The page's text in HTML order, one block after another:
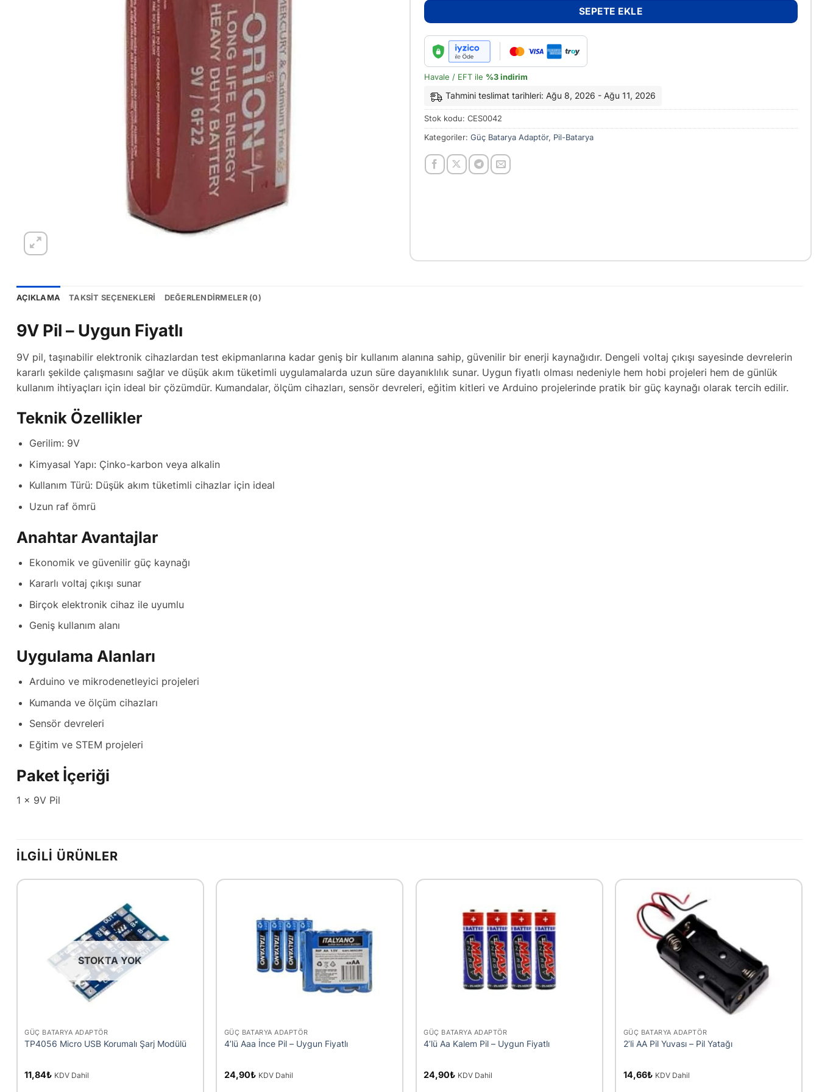
SEPETE EKLE
Havale / EFT ile %3 indirim
Tahmini teslimat tarihleri: Ağu 8, 2026 - Ağu 11, 2026
Stok kodu: CES0042
Kategoriler: Güç Batarya Adaptör, Pil-Batarya
AÇIKLAMA TAKSIT SEÇENEKLERI DEĞERLENDIRMELER (0)
9V Pil – Uygun Fiyatlı
9V pil, taşınabilir elektronik cihazlardan test ekipmanlarına kadar geniş bir kullanım alanına sahip, güvenilir bir enerji kaynağıdır. Dengeli voltaj çıkışı sayesinde devrelerin
kararlı şekilde çalışmasını sağlar ve düşük akım tüketimli uygulamalarda uzun süre dayanıklılık sunar. Uygun fiyatlı olması nedeniyle hem hobi projeleri hem de günlük
kullanım ihtiyaçları için ideal bir çözümdür. Kumandalar, ölçüm cihazları, sensör devreleri, eğitim kitleri ve Arduino projelerinde pratik bir güç kaynağı olarak tercih edilir.
Teknik Özellikler
Gerilim: 9V
Kimyasal Yapı: Çinko-karbon veya alkalin
Kullanım Türü: Düşük akım tüketimli cihazlar için ideal
Uzun raf ömrü
Anahtar Avantajlar
Ekonomik ve güvenilir güç kaynağı
Kararlı voltaj çıkışı sunar
Birçok elektronik cihaz ile uyumlu
Geniş kullanım alanı
Uygulama Alanları
Arduino ve mikrodenetleyici projeleri
Kumanda ve ölçüm cihazları
Sensör devreleri
Eğitim ve STEM projeleri
Paket İçeriği
1 x 9V Pil
İLGILI ÜRÜNLER
STOKTA YOK
GÜÇ BATARYA ADAPTÖR
TP4056 Micro USB Korumalı Şarj Modülü
11,84₺ KDV Dahil
GÜÇ BATARYA ADAPTÖR
4’lü Aaa İnce Pil – Uygun Fiyatlı
24,90₺ KDV Dahil
GÜÇ BATARYA ADAPTÖR
4’lü Aa Kalem Pil – Uygun Fiyatlı
24,90₺ KDV Dahil
GÜÇ BATARYA ADAPTÖR
2’li AA Pil Yuvası – Pil Yatağı
14,66₺ KDV Dahil